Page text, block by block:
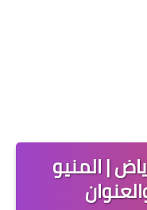
| المنيو